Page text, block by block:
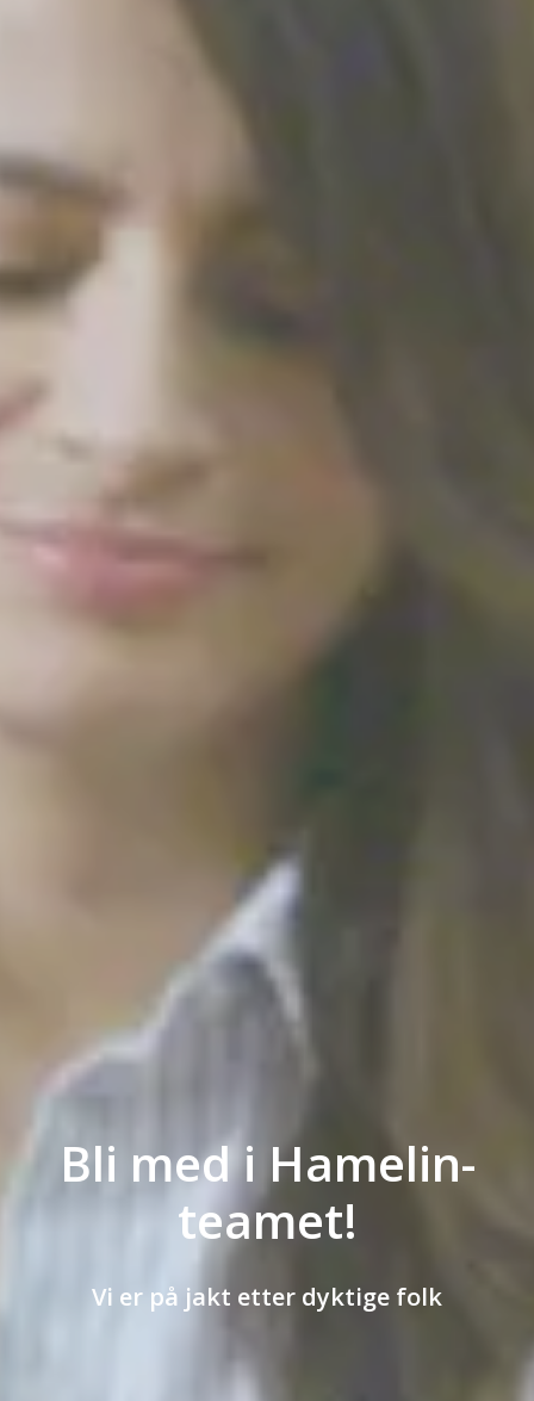
Bli med i Hamelin-
teamet!
Vi er på jakt etter dyktige folk